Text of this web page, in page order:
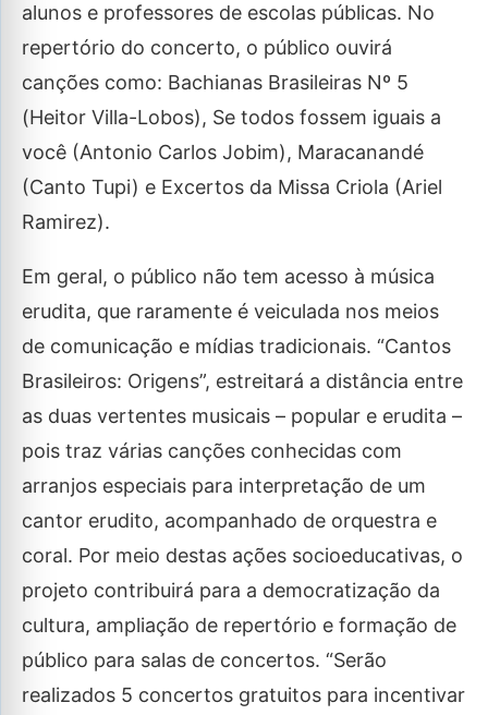
alunos e professores de escolas públicas. No
repertório do concerto, o público ouvirá
canções como: Bachianas Brasileiras Nº 5
(Heitor Villa-Lobos), Se todos fossem iguais a
você (Antonio Carlos Jobim), Maracanandé
(Canto Tupi) e Excertos da Missa Criola (Ariel
Ramirez).
Em geral, o público não tem acesso à música
erudita, que raramente é veiculada nos meios
de comunicação e mídias tradicionais. “Cantos
Brasileiros: Origens”, estreitará a distância entre
as duas vertentes musicais – popular e erudita –
pois traz várias canções conhecidas com
arranjos especiais para interpretação de um
cantor erudito, acompanhado de orquestra e
coral. Por meio destas ações socioeducativas, o
projeto contribuirá para a democratização da
cultura, ampliação de repertório e formação de
público para salas de concertos. “Serão
realizados 5 concertos gratuitos para incentivar